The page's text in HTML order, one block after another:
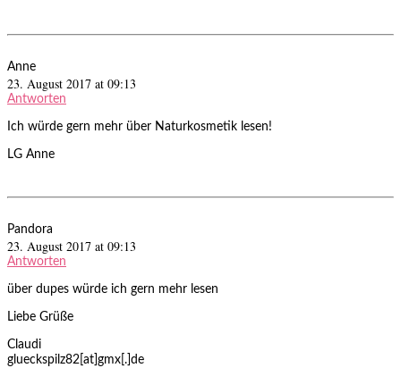
Anne
23. August 2017 at 09:13
Antworten
Ich würde gern mehr über Naturkosmetik lesen!
LG Anne
Pandora
23. August 2017 at 09:13
Antworten
über dupes würde ich gern mehr lesen
Liebe Grüße
Claudi
glueckspilz82[at]gmx[.]de